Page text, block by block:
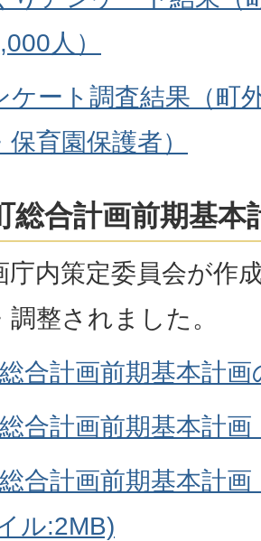
人）
ケート調査結果（町
育園保護者）
総合計画前期基本
内策定委員会が作
整されました。
合計画前期基本計
総合計画前期基本計
総合計画前期基本計
ル:2MB)